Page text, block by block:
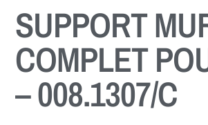
SUPPORT
COMPLET
– 008.1307/C